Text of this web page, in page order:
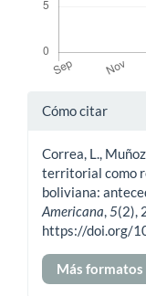
Detalles
artículo
Cómo citar
Correa, L.,
territorial como
boliviana:
Americana,5(2),
https://doi.org/
Más formatos